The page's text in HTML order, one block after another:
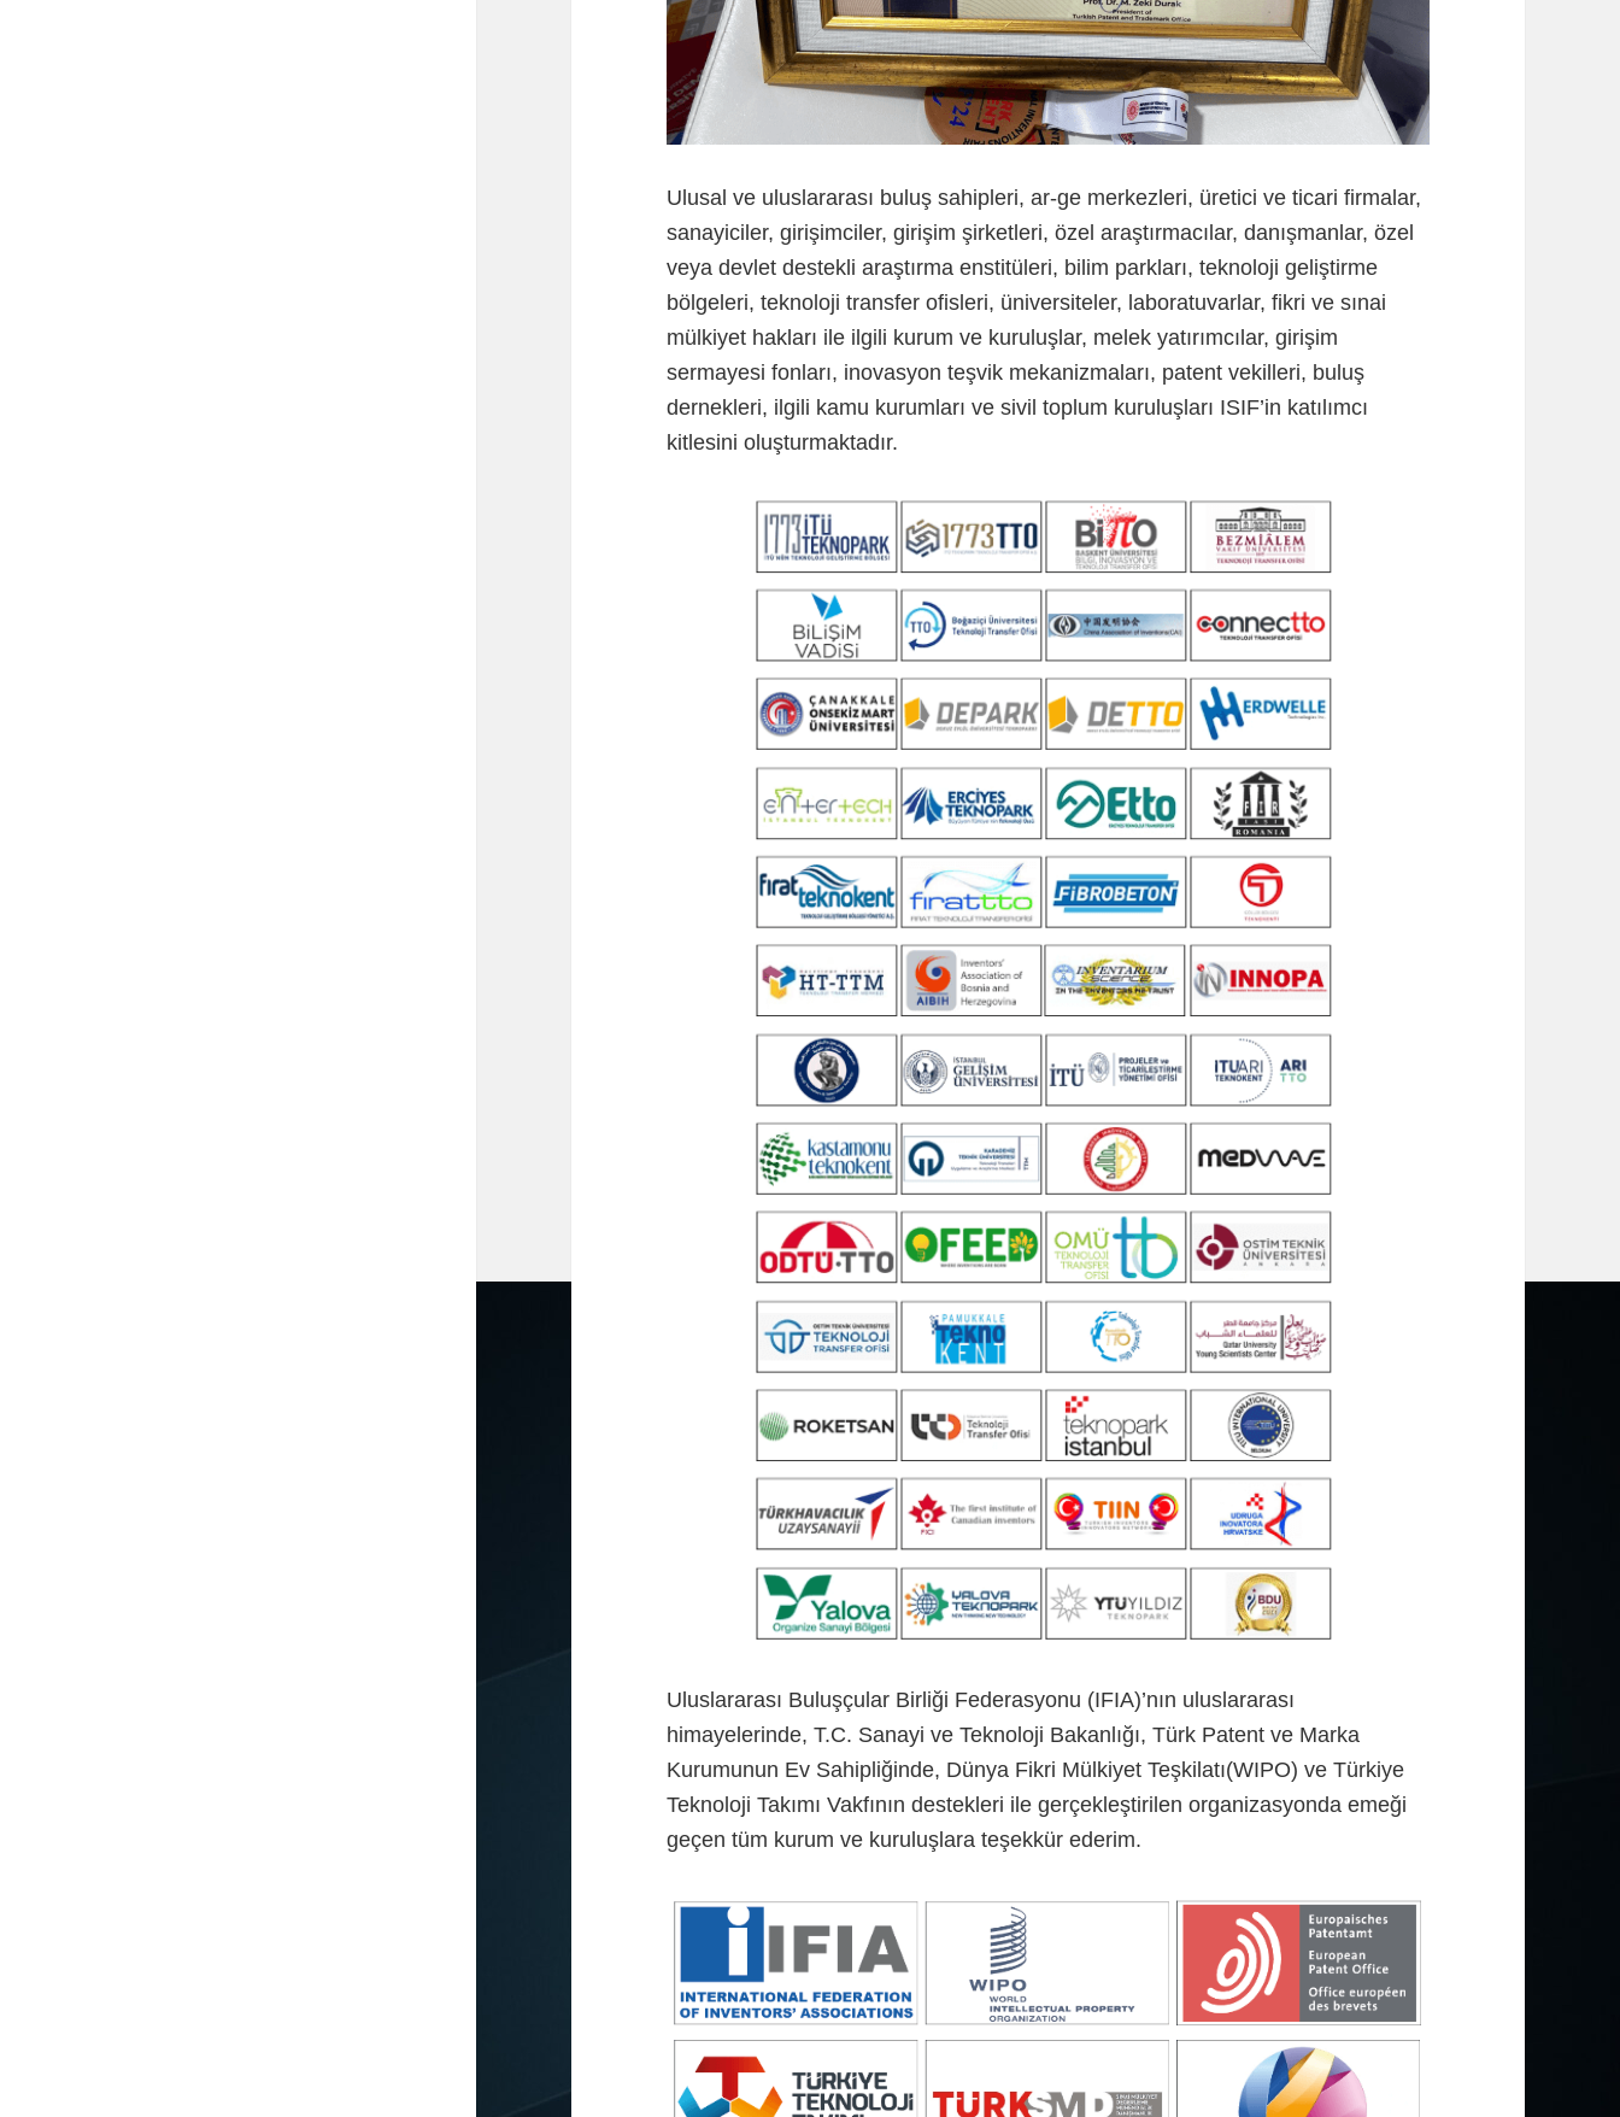
Ulusal ve uluslararası buluş sahipleri, ar-ge merkezleri, üretici ve ticari firmalar,
sanayiciler, girişimciler, girişim şirketleri, özel araştırmacılar, danışmanlar, özel
veya devlet destekli araştırma enstitüleri, bilim parkları, teknoloji geliştirme
bölgeleri, teknoloji transfer ofisleri, üniversiteler, laboratuvarlar, fikri ve sınai
mülkiyet hakları ile ilgili kurum ve kuruluşlar, melek yatırımcılar, girişim
sermayesi fonları, inovasyon teşvik mekanizmaları, patent vekilleri, buluş
dernekleri, ilgili kamu kurumları ve sivil toplum kuruluşları ISIF’in katılımcı
kitlesini oluşturmaktadır.
Uluslararası Buluşçular Birliği Federasyonu (IFIA)’nın uluslararası
himayelerinde, T.C. Sanayi ve Teknoloji Bakanlığı, Türk Patent ve Marka
Kurumunun Ev Sahipliğinde, Dünya Fikri Mülkiyet Teşkilatı(WIPO) ve Türkiye
Teknoloji Takımı Vakfının destekleri ile gerçekleştirilen organizasyonda emeği
geçen tüm kurum ve kuruluşlara teşekkür ederim.